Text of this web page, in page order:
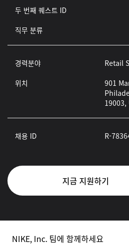
두 번째 퀘스트 ID
직무 분류
경력분야
Retail
위치
901
채용 ID R-
지금 지원하기
NIKE, Inc. 팀에 함께하세요